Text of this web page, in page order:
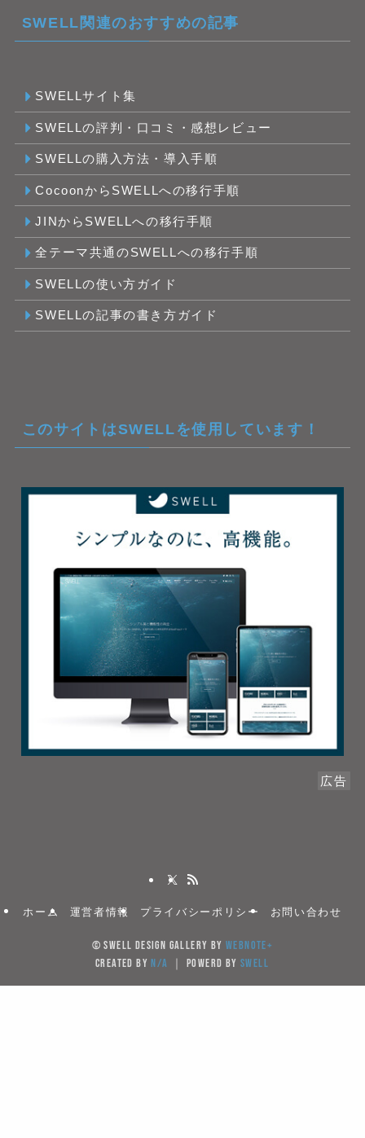
SWELL関連のおすすめの記事
SWELLサイト集
SWELLの評判・口コミ・感想レビュー
SWELLの購入方法・導入手順
CocoonからSWELLへの移行手順
JINからSWELLへの移行手順
全テーマ共通のSWELLへの移行手順
SWELLの使い方ガイド
SWELLの記事の書き方ガイド
このサイトはSWELLを使用しています！
広告
ホーム 運営者情報 プライバシーポリシー お問い合わせ
© SWELL DESIGN GALLERY byWebNote+
created byN/A ｜ powerd by SWELL